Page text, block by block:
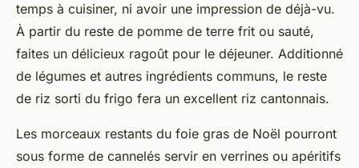
temps à cuisiner, ni avoir une impression de déjà-vu.
À partir du reste de pomme de terre frit ou sauté,
faites un délicieux ragoût pour le déjeuner. Additionné
de légumes et autres ingrédients communs, le reste
de riz sorti du frigo fera un excellent riz cantonnais.
Les morceaux restants du foie gras de Noël pourront
sous forme de cannelés servir en verrines ou apéritifs